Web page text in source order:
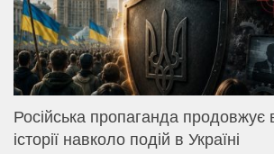
Російська пропаганда продовжує
історії навколо подій в Україні